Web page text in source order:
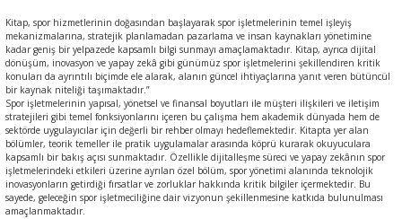
Kitap, spor hizmetlerinin doğasından başlayarak spor işletmelerinin temel işleyiş
mekanizmalarına, stratejik planlamadan pazarlama ve insan kaynakları yönetimine
kadar geniş bir yelpazede kapsamlı bilgi sunmayı amaçlamaktadır. Kitap, ayrıca dijital
dönüşüm, inovasyon ve yapay zekâ gibi günümüz spor işletmelerini şekillendiren kritik
konuları da ayrıntılı biçimde ele alarak, alanın güncel ihtiyaçlarına yanıt veren bütüncül
bir kaynak niteliği taşımaktadır.”
Spor işletmelerinin yapısal, yönetsel ve finansal boyutları ile müşteri ilişkileri ve iletişim
stratejileri gibi temel fonksiyonlarını içeren bu çalışma hem akademik dünyada hem de
sektörde uygulayıcılar için değerli bir rehber olmayı hedeflemektedir. Kitapta yer alan
bölümler, teorik temeller ile pratik uygulamalar arasında köprü kurarak okuyuculara
kapsamlı bir bakış açısı sunmaktadır. Özellikle dijitalleşme süreci ve yapay zekânın spor
işletmelerindeki etkileri üzerine ayrılan özel bölüm, spor yönetimi alanında teknolojik
inovasyonların getirdiği fırsatlar ve zorluklar hakkında kritik bilgiler içermektedir. Bu
sayede, geleceğin spor işletmeciliğine dair vizyonun şekillenmesine katkıda bulunulması
amaçlanmaktadır.